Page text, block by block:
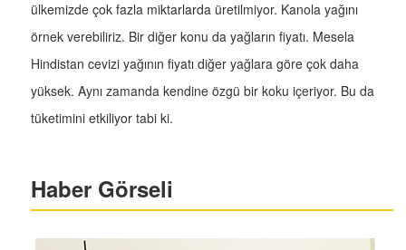
ülkemizde çok fazla miktarlarda üretilmiyor. Kanola yağını
örnek verebiliriz. Bir diğer konu da yağların fiyatı. Mesela
Hindistan cevizi yağının fiyatı diğer yağlara göre çok daha
yüksek. Aynı zamanda kendine özgü bir koku içeriyor. Bu da
tüketimini etkiliyor tabi ki.
Haber Görseli